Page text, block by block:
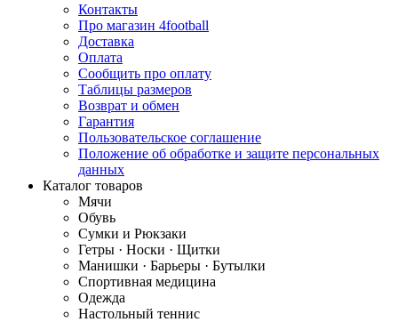
Контакты
Про магазин 4football
Доставка
Оплата
Сообщить про оплату
Таблицы размеров
Возврат и обмен
Гарантия
Пользовательское соглашение
Положение об обработке и защите персональных
данных
Каталог товаров
Мячи
Обувь
Сумки и Рюкзаки
Гетры · Носки · Щитки
Манишки · Барьеры · Бутылки
Спортивная медицина
Одежда
Настольный теннис